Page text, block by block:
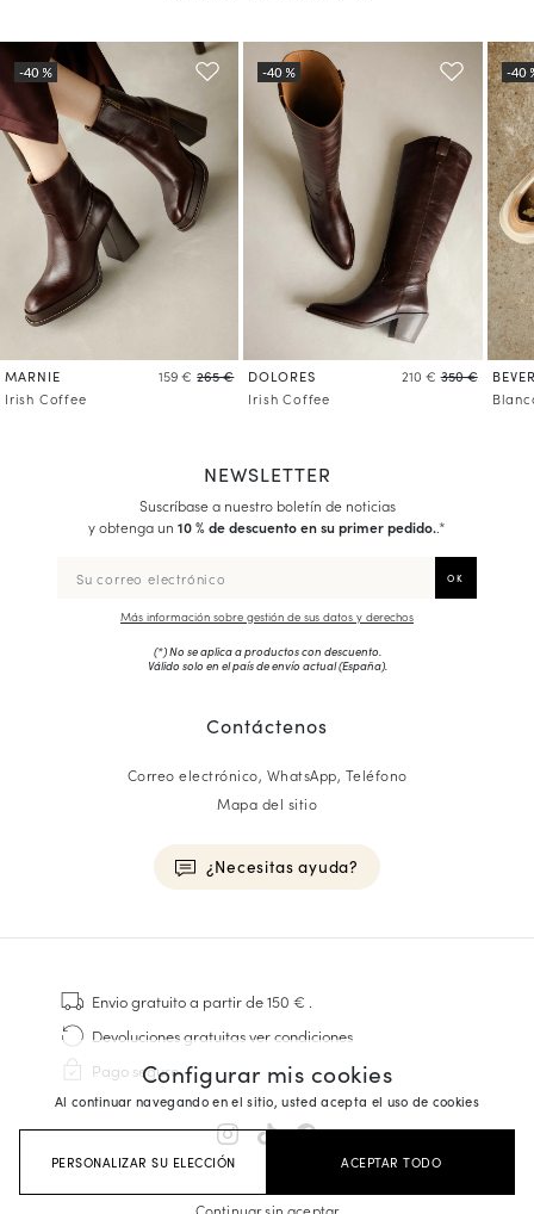
MARNIE 159 € 265 €
Irish Coffee
DOLORES 210 € 350 €
Irish Coffee
Configurar mis cookies
Al continuar navegando en el sitio, usted acepta el uso de cookies
PERSONALIZAR SU ELECCIÓN ACEPTAR TODO
Continuar sin aceptar
NEWSLETTER
Suscríbase a nuestro boletín de noticias
y obtenga un 10 % de descuento en su primer pedido..*
Más información sobre gestión de sus datos y derechos
(*) No se aplica a productos con descuento.
Válido solo en el país de envío actual (España).
Contáctenos
Correo electrónico, WhatsApp, Teléfono
Mapa del sitio
¿Necesitas ayuda?
Zapatillas
Cosido Goodyear
Derbies y Richelieu
Zapatos Richelieu Hombre
Mocasines
Sandalias y Alpargatas
Maletines Business
Zapatillas Blancas Hombre
Envio gratuitoa partir de 150 € .
Devoluciones gratuitasver condiciones
Pago seguro